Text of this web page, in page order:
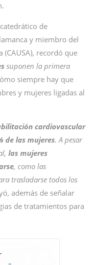
de
y miembro del
recordó que
suponen la primera
siempre hay que
y mujeres ligadas al
cardiovascular
de las mujeres. A pesar
las mujeres
, como las
trasladarse todos los
además de señalar
de tratamientos para